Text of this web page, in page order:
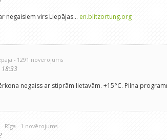
negaisiem virs Liepājas... en.blitzortung.org
- 1291 novērojums
18:33
negaiss ar stiprām lietavām. +15°C. Pilna
- Rīga - 1 novērojums